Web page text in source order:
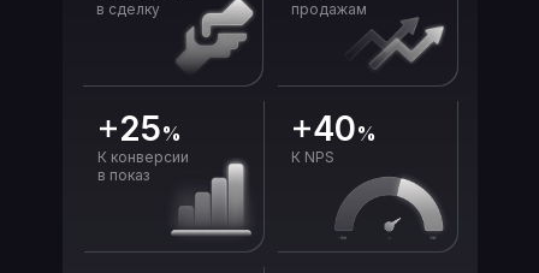
40%
К NPS
25%
К конверсии
в показ
продажам
в сделку